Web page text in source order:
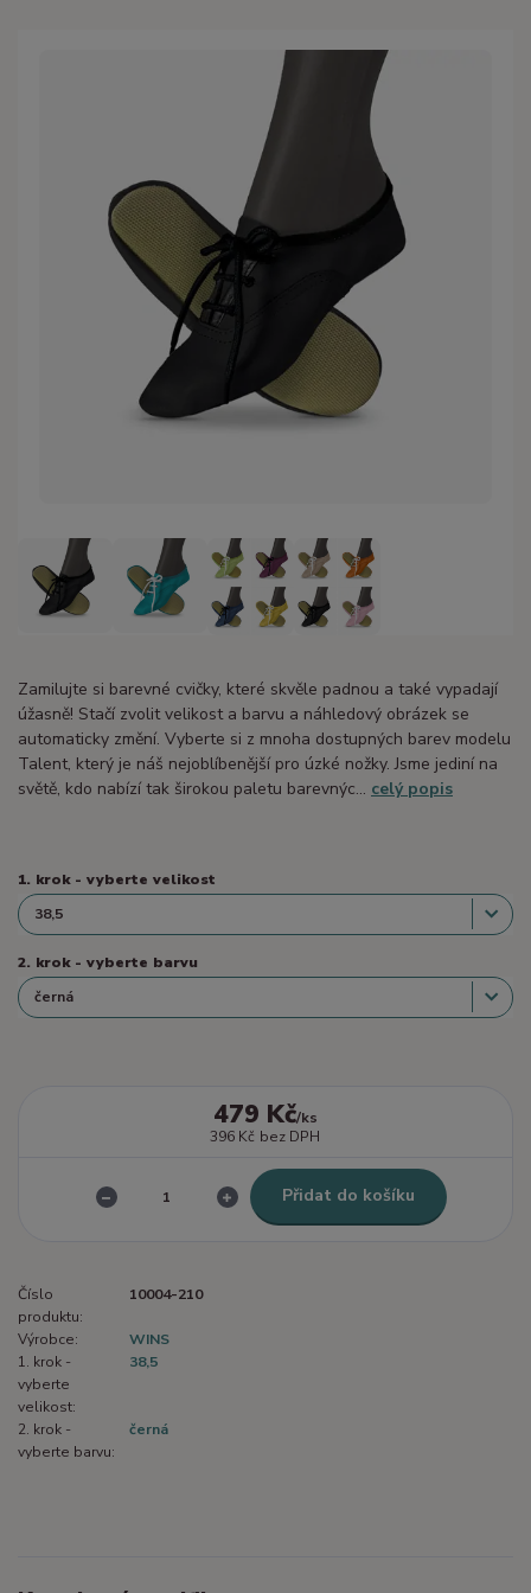
Zamilujte si barevné cvičky, které skvěle padnou a také vypadají
úžasně! Stačí zvolit velikost a barvu a náhledový obrázek se
automaticky změní. Vyberte si z mnoha dostupných barev modelu
Talent, který je náš nejoblíbenější pro úzké nožky. Jsme jediní na
světě, kdo nabízí tak širokou paletu barevnýc... celý popis
1. krok - vyberte velikost
2. krok - vyberte barvu
479 Kč/ks
396 Kč bez DPH
Přidat do košíku
Číslo
produktu:
10004-210
Výrobce:
WINS
1. krok -
vyberte
velikost:
38,5
2. krok -
vyberte barvu:
černá